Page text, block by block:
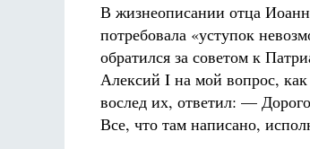
В жизнеописании отца
потребовала «уступок
обратился за советом к
Алексий I на мой вопрос,
вослед их, ответил: —
Все, что там написано,